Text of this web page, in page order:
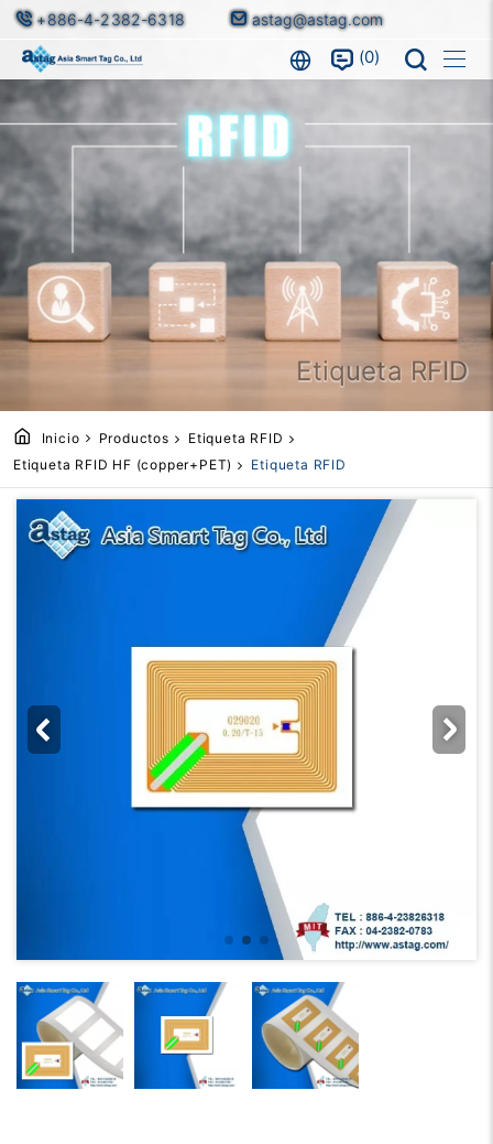
+886-4-2382-6318 astag@astag.com
0
Etiqueta RFID
Inicio Productos
Etiqueta RFID
Etiqueta RFID HF (copper+PET)
Etiqueta RFID